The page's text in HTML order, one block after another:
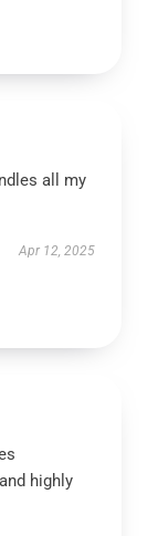
all my
Apr 12, 2025
highly